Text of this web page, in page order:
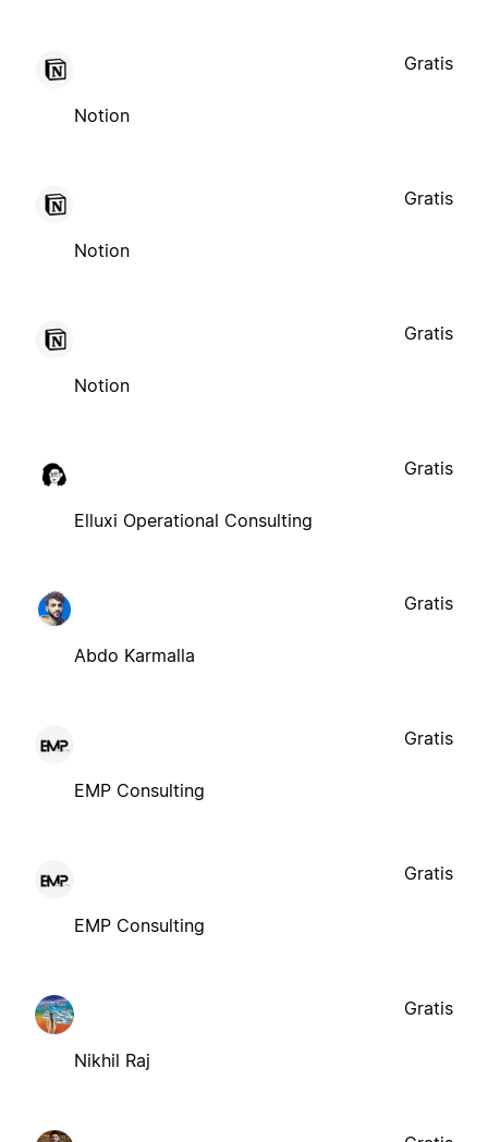
Notion
Gratis
Notion
Gratis
Notion
Gratis
Elluxi Operational Consulting
Gratis
Abdo Karmalla
Gratis
EMP Consulting
Gratis
EMP Consulting
Gratis
Nikhil Raj
Gratis